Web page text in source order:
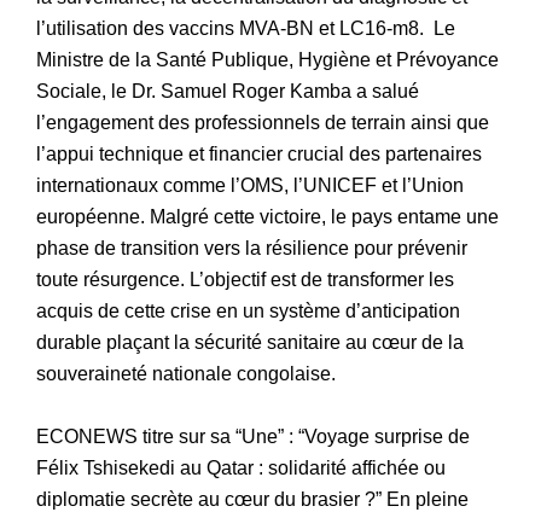
l’utilisation des vaccins MVA-BN et LC16-m8. Le
Ministre de la Santé Publique, Hygiène et Prévoyance
Sociale, le Dr. Samuel Roger Kamba a salué
l’engagement des professionnels de terrain ainsi que
l’appui technique et financier crucial des partenaires
internationaux comme l’OMS, l’UNICEF et l’Union
européenne. Malgré cette victoire, le pays entame une
phase de transition vers la résilience pour prévenir
toute résurgence. L’objectif est de transformer les
acquis de cette crise en un système d’anticipation
durable plaçant la sécurité sanitaire au cœur de la
souveraineté nationale congolaise.
ECONEWS titre sur sa “Une” : “Voyage surprise de
Félix Tshisekedi au Qatar : solidarité affichée ou
diplomatie secrète au cœur du brasier ?” En pleine